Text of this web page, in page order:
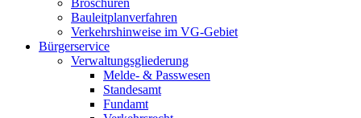
Broschüren
Bauleitplanverfahren
Verkehrshinweise im VG-Gebiet
Bürgerservice
Verwaltungsgliederung
Melde- & Passwesen
Standesamt
Fundamt